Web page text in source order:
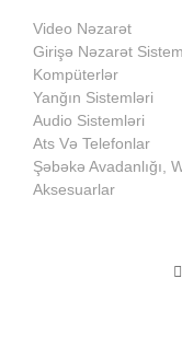
Video Nəzarət
Girişə Nəzarət
Kompüterlər
Yanğın Sistemləri
Audio Sistemləri
Ats Və Telefonlar
Şəbəkə Avadanlığı,
Aksesuarlar